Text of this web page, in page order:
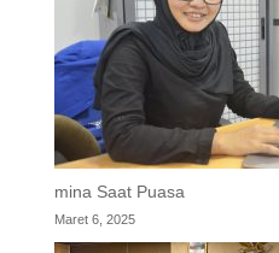
mina Saat Puasa
Maret 6, 2025